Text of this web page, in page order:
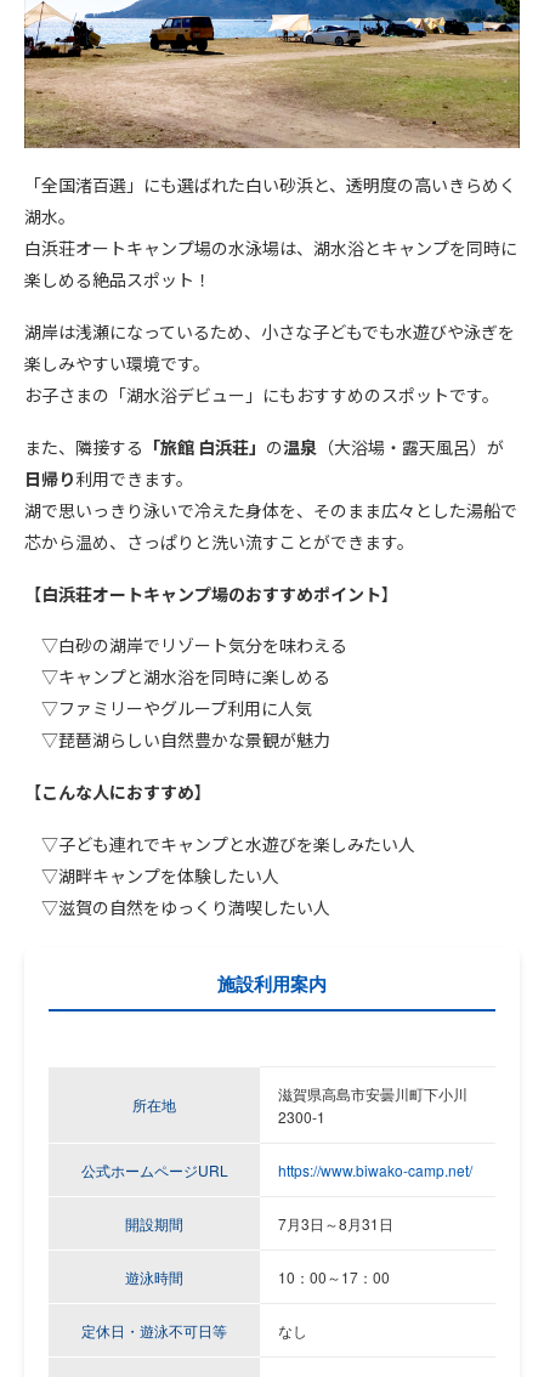
「全国渚百選」にも選ばれた白い砂浜と、透明度の高いきらめく
湖水。
白浜荘オートキャンプ場の水泳場は、湖水浴とキャンプを同時に
楽しめる絶品スポット！
湖岸は浅瀬になっているため、小さな子どもでも水遊びや泳ぎを
楽しみやすい環境です。
お子さまの「湖水浴デビュー」にもおすすめのスポットです。
また、 隣接する 「旅館 白浜荘」 の温泉 （大浴場・露天風呂）が
日帰り利用できます。
湖で思いっきり泳いで冷えた身体を、そのまま広々とした湯船で
芯から温め、さっぱりと洗い流すことができます。
【白浜荘オートキャンプ場のおすすめポイント】
▽白砂の湖岸でリゾート気分を味わえる
▽キャンプと湖水浴を同時に楽しめる
▽ファミリーやグループ利用に人気
▽琵琶湖らしい自然豊かな景観が魅力
【こんな人におすすめ】
▽子ども連れでキャンプと水遊びを楽しみたい人
▽湖畔キャンプを体験したい人
▽滋賀の自然をゆっくり満喫したい人
施設利用案内
所在地
滋賀県高島市安曇川町下小川
2300-1
公式ホームページURL https://www.biwako-camp.net/
開設期間 7月3日～8月31日
遊泳時間 10：00～17：00
定休日・遊泳不可日等 なし